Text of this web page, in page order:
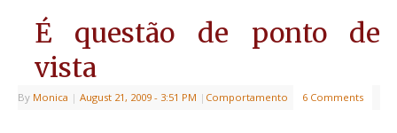
É questão de ponto de
vista
By Monica | August 21, 2009 - 3:51 PM | Comportamento 6 Comments